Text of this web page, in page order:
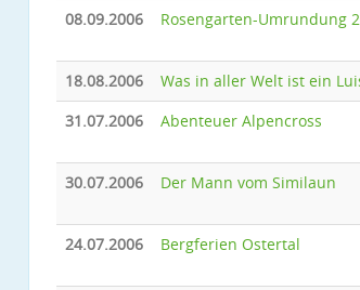
08.09.2006 Rosengarten-Umrundung
18.08.2006 Was in aller Welt ist ein
31.07.2006
Abenteuer Alpencross
30.07.2006 Der Mann vom Similaun
24.07.2006 Bergferien Ostertal